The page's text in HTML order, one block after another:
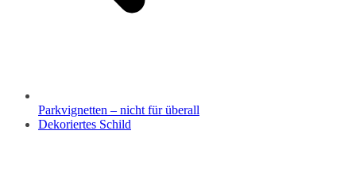
Parkvignetten – nicht für überall
Dekoriertes Schild